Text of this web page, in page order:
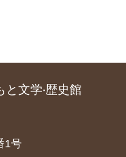
文学‧歴史館
1号